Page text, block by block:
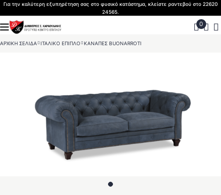
Skip
to
content
Για την καλύτερη εξυπηρέτηση σας στο φυσικό κατάστημα, κλείστε ραντεβού στο 22620
24565.
ΑΡΧΙΚΗ ΣΕΛΙΔΑ>ΙΤΑΛΙΚΟ ΕΠΙΠΛΟ>ΚΑΝΑΠΕΣ BUONARROTI